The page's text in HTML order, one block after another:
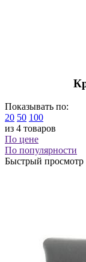
Показывать по:
20 50 100
из 4 товаров
По цене
По популярности
Быстрый просмотр